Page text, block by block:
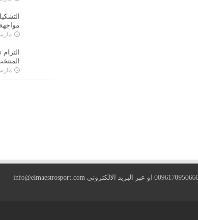
مارس 24,
مارس 24,
info@elmaestrosport.com